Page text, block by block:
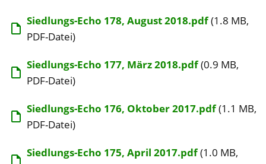
Siedlungs-Echo 178, August 2018.pdf(1.8 MB,
PDF-Datei)
Siedlungs-Echo 177, März 2018.pdf(0.9 MB,
PDF-Datei)
Siedlungs-Echo 176, Oktober 2017.pdf(1.1 MB,
PDF-Datei)
Siedlungs-Echo 175, April 2017.pdf(1.0 MB,